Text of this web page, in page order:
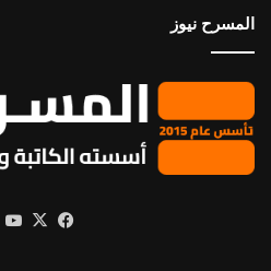
المسرح نيوز
فيسبوك
X